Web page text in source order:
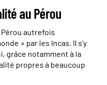
au Pérou
Pérou autrefois
» par les Incas. Il s'y
grâce notamment à la
propres à beaucoup